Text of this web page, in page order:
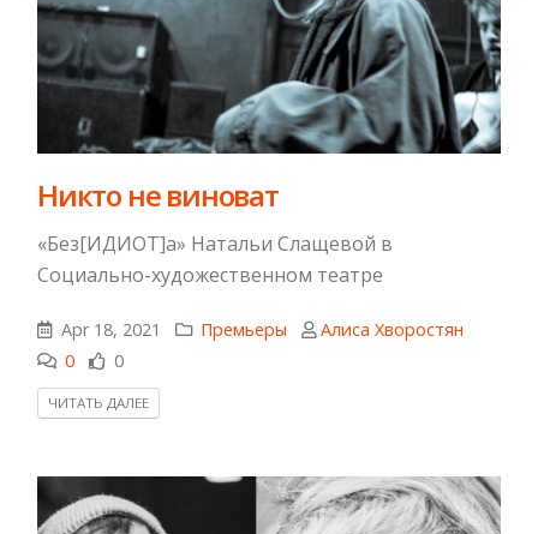
Никто не виноват
«Без[ИДИОТ]а» Натальи Слащевой в
Социально-художественном театре
Apr 18, 2021 Премьеры
Алиса Хворостян
0
0
ЧИТАТЬ ДАЛЕЕ